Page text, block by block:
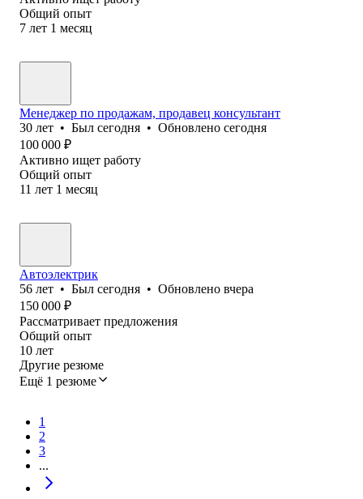
Общий опыт
7 лет 1 месяц
Менеджер по продажам, продавец консультант
30 лет • Был сегодня • Обновлено сегодня
100 000 ₽
Активно ищет работу
Общий опыт
11 лет 1 месяц
Автоэлектрик
56 лет • Был сегодня • Обновлено вчера
150 000 ₽
Рассматривает предложения
Общий опыт
10 лет
Другие резюме
Ещё 1 резюме
1
2
3
...